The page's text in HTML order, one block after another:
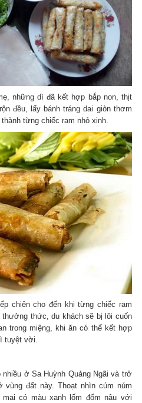
những dì đã kết hợp bắp non, thịt
đều, lấy bánh tráng dai giòn thơm
từng chiếc ram nhỏ xinh.
chiên cho đến khi từng chiếc ram
thưởng thức, du khách sẽ bị lôi cuốn
trong miệng, khi ăn có thể kết hợp
tuyệt vời.
ở Sa Huỳnh Quảng Ngãi và trở
đất này. Thoạt nhìn cúm núm
có màu xanh lốm đốm nâu với